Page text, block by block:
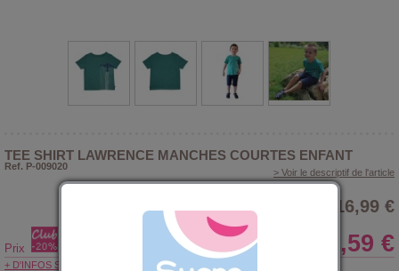
TEE SHIRT LAWRENCE MANCHES COURTES ENFANT
Ref. P-009020
> Voir le descriptif de l'article
16,99 €
Prix 13,59 €
+ D'INFOS SUR LE CLUB